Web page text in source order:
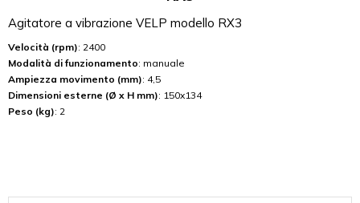
Agitatore a vibrazione VELP modello RX3
Velocità (rpm): 2400
Modalità di funzionamento: manuale
Ampiezza movimento (mm): 4,5
Dimensioni esterne (Ø x H mm): 150x134
Peso (kg): 2